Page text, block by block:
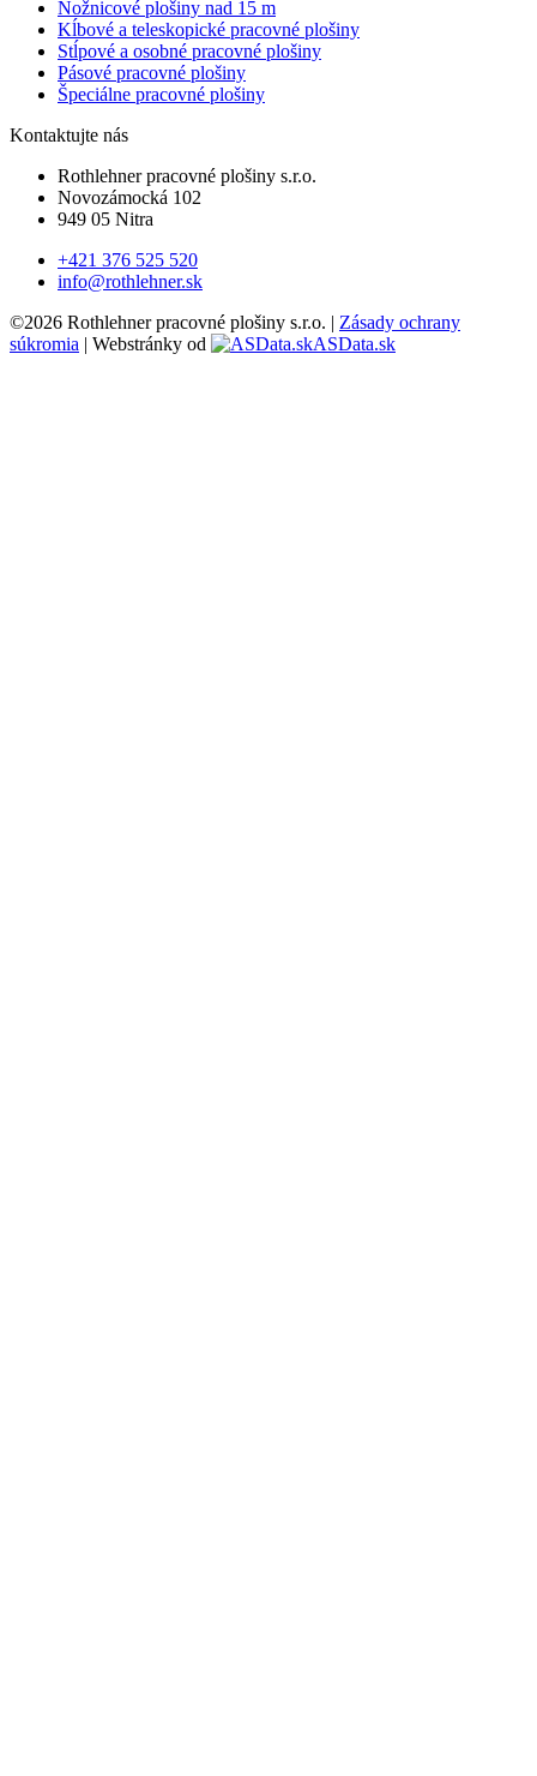
Nožnicové plošiny nad 15 m
Kĺbové a teleskopické pracovné plošiny
Stĺpové a osobné pracovné plošiny
Pásové pracovné plošiny
Špeciálne pracovné plošiny
Kontaktujte nás
Rothlehner pracovné plošiny s.r.o.
Novozámocká 102
949 05 Nitra
+421 376 525 520
info@rothlehner.sk
©2026 Rothlehner pracovné plošiny s.r.o. | Zásady ochrany
súkromia | Webstránky od ASData.sk